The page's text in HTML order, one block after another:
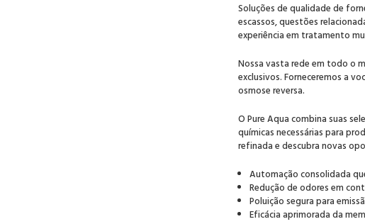
Soluções de qualidade de
escassos, questões
experiência em tratamento
Nossa vasta rede em todo o
exclusivos. Forneceremos a
osmose reversa.
O Pure Aqua combina suas
químicas necessárias para
refinada e descubra novas
Automação consolidada
Redução de odores em
Poluição segura para
Eficácia aprimorada da